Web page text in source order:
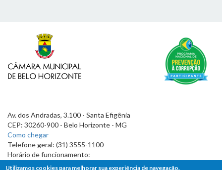
Av. dos Andradas, 3.100 - Santa Efigênia
CEP: 30260-900 - Belo Horizonte - MG
Como chegar
Telefone geral: (31) 3555-1100
Horário de funcionamento:
7h às 19h
Utilizamos cookies para melhorar sua experiência de navegação.